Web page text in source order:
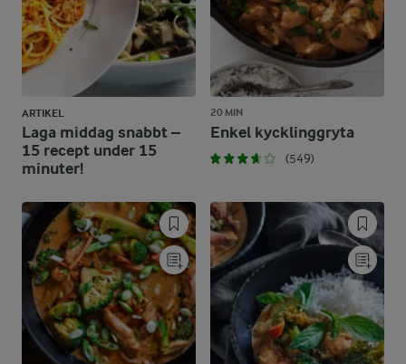
ARTIKEL
Laga middag snabbt –
15 recept under 15
minuter!
20 MIN
Enkel kycklinggryta
(549)